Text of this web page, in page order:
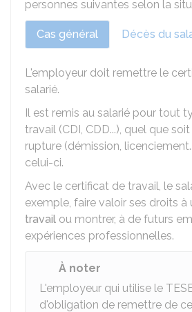
personnes suivantes selon la
Cas général Décès du
L'employeur doit remettre le
salarié.
Il est remis au salarié pour tout
travail (CDI, CDD...), quel que
rupture (démission,
celui-ci.
Avec le certificat de travail, le
exemple, faire valoir ses droits à
travail ou montrer, à de futurs
expériences professionnelles.
À noter
L'employeur qui utilise le
d'obligation de remettre de